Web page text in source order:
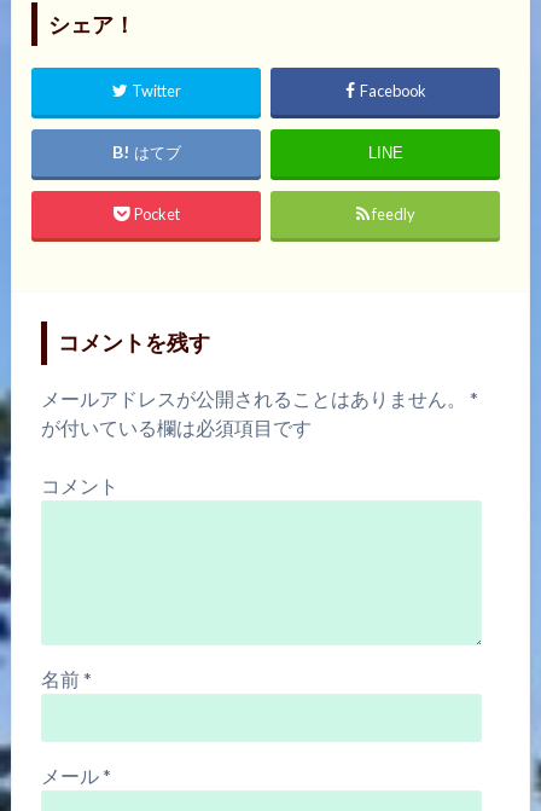
シェア！
Twitter Facebook
はてブ LINE
Pocket feedly
コメントを残す
メールアドレスが公開されることはありません。
*
が付いている欄は必須項目です
コメント
名前*
メール*